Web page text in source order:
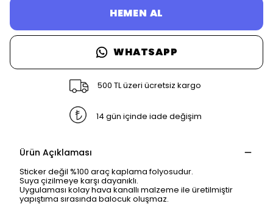
HEMEN AL
WHATSAPP
500 TL üzeri ücretsiz kargo
14 gün içinde iade değişim
Ürün Açıklaması
Sticker değil %100 araç kaplama folyosudur.
Suya çizilmeye karşı dayanıklı.
Uygulaması kolay hava kanallı malzeme ile üretilmiştir
yapıştıma sırasında balocuk oluşmaz.